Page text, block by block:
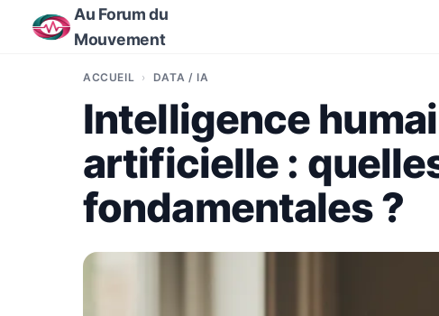
Au Forum du
Mouvement
ACCUEIL DATA / IA
Intelligence
artificielle :
fondamentales ?